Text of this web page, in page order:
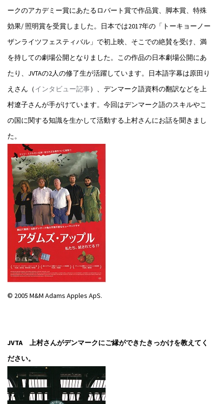
ークのアカデミー賞にあたるロバート賞で作品賞、脚本賞、特殊
効果/ 照明賞を受賞しました。日本では2017年の「トーキョーノー
ザンライツフェスティバル」で初上映、そこでの絶賛を受け、満
を持しての劇場公開となりました。この作品の日本劇場公開にあ
たり、JVTAの2人の修了生が活躍しています。日本語字幕は原田り
えさん（インタビュー記事）、デンマーク語資料の翻訳などを上
村遼子さんが手がけています。今回はデンマーク語のスキルやこ
の国に関する知識を生かして活動する上村さんにお話を聞きまし
た。
© 2005 M&M Adams Apples ApS.
JVTA 上村さんがデンマークにご縁ができたきっかけを教えてく
ださい。